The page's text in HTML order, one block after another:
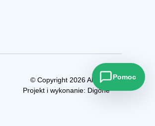
© Copyright 2026 Allezoo
Projekt i wykonanie: Digone
Pomoc